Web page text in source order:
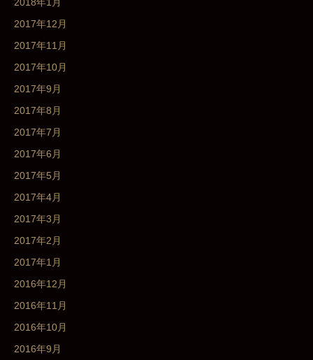
2017年12月
2017年11月
2017年10月
2017年9月
2017年8月
2017年7月
2017年6月
2017年5月
2017年4月
2017年3月
2017年2月
2017年1月
2016年12月
2016年11月
2016年10月
2016年9月